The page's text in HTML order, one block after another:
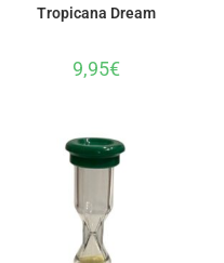
Tropicana Dream
9,95€